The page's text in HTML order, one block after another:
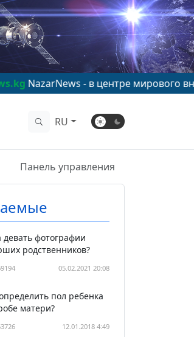
- в центре мирового внимания!
RU
Панель управления
девать фотографии
родственников?
05.02.2021 20:08
пол ребенка
матери?
12.01.2018 4:49